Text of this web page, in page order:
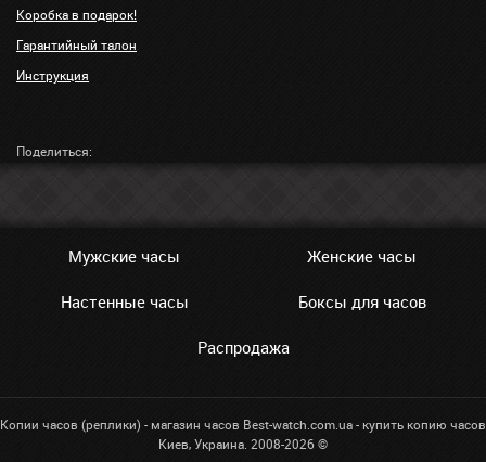
Коробка в подарок!
Гарантийный талон
Инструкция
Поделиться:
Мужские часы Женские часы
Настенные часы Боксы для часов
Распродажа
Копии часов (реплики) - магазин часов Best-watch.com.ua - купить копию часов
Киев, Украина. 2008-2026 ©